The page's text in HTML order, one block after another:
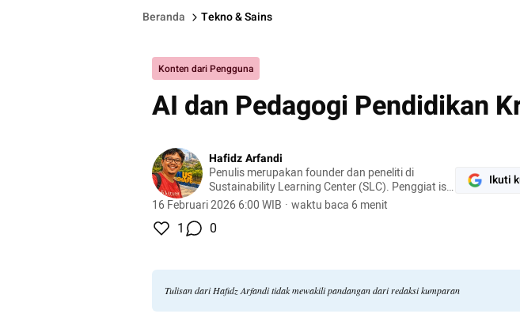
Beranda Tekno & Sains
Konten dari Pengguna
AI dan Pedagogi Pendidikan
Hafidz Arfandi
Penulis merupakan founder dan peneliti di
Sustainability Learning Center (SLC). Penggiat isu
demokrasi, kewargaan, dan perubahan iklim
16 Februari 2026 6:00 WIB · waktu baca 6 menit
Ikuti
1 0
Tulisan dari Hafidz Arfandi tidak mewakili pandangan dari redaksi kumparan